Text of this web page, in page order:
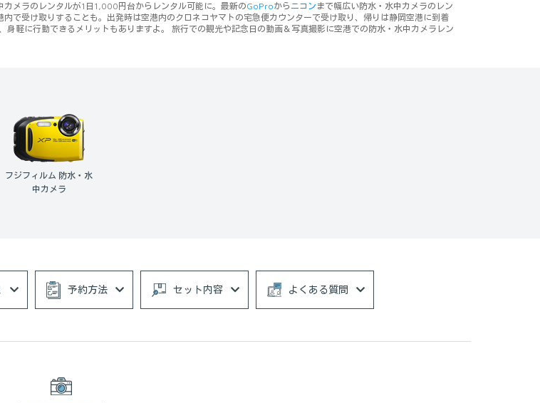
カメラのレンタルが1日1,000円台からレンタル可能に。最新のGoProから ニコン まで幅広い防水・水中カメラのレン
で受け取りすることも。出発時は空港内のクロネコヤマトの宅急便カウンターで受け取り、帰りは静岡空港に到着
軽に行動できるメリットもありますよ。 旅行での観光や記念日の動画＆写真撮影に空港での防水・水中カメラレン
フジフィルム 防水・水
中カメラ
予約方法 セット内容 よくある質問